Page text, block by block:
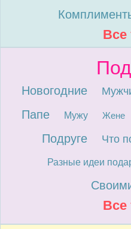
Все
Новогодние
Папе Мужу Жене
Подруге
Что
Разные идеи
Все